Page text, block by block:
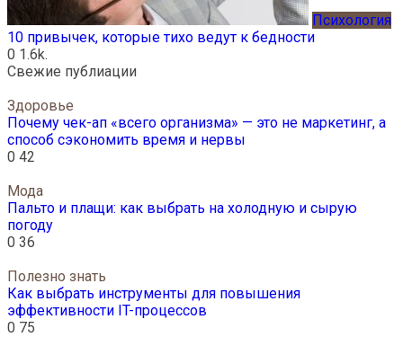
Психология
10 привычек, которые тихо ведут к бедности
0 1.6k.
Свежие публиации
Здоровье
Почему чек-ап «всего организма» — это не маркетинг, а
способ сэкономить время и нервы
0 42
Мода
Пальто и плащи: как выбрать на холодную и сырую
погоду
0 36
Полезно знать
Как выбрать инструменты для повышения
эффективности IT-процессов
0 75